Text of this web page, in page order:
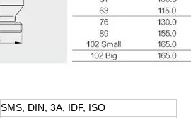
SMS, DIN, 3A, IDF, ISO